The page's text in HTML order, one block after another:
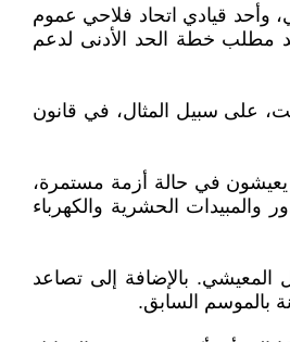
وأحد قيادي اتحاد فلاحي عموم
ضد مطلب خطة الحد الأدنى لدعم
على سبيل المثال، في قانون
يعيشون في حالة أزمة مستمرة،
الحشرية والكهرباء
المعيشي. بالإضافة إلى تصاعد